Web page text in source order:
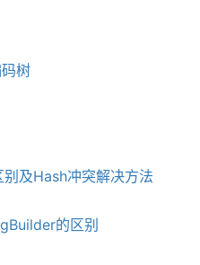
树
及Hash冲突解决方法
的区别